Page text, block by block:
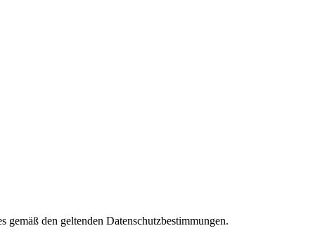
den geltenden Datenschutzbestimmungen.